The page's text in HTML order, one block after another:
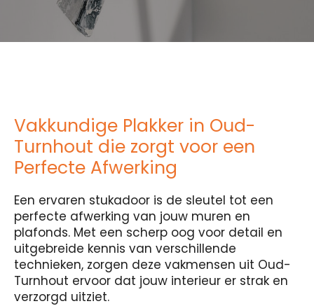
Vakkundige Plakker in Oud-
Turnhout die zorgt voor een
Perfecte Afwerking
Een ervaren stukadoor is de sleutel tot een
perfecte afwerking van jouw muren en
plafonds. Met een scherp oog voor detail en
uitgebreide kennis van verschillende
technieken, zorgen deze vakmensen uit Oud-
Turnhout ervoor dat jouw interieur er strak en
verzorgd uitziet.